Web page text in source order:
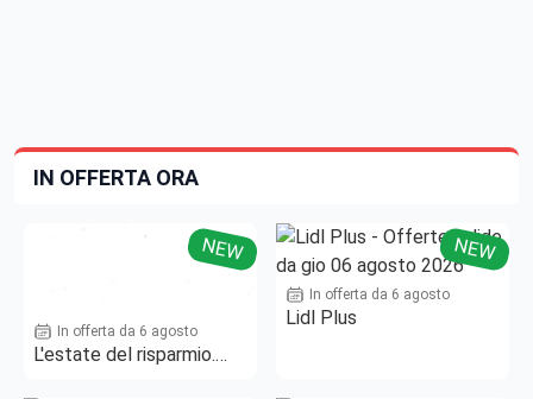
IN OFFERTA ORA
NEW
In offerta da 6 agosto
L'estate del risparmio.
NEW
In offerta da 6 agosto
Lidl Plus